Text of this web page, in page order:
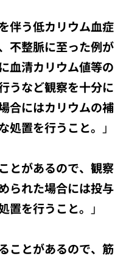
伴う低カリウム血症
不整脈に至った例が
血清カリウム値等の
うなど観察を十分に
合にはカリウムの補
処置を行うこと。
」
とがあるので、観察
られた場合には投与
置を行うこと。
」
ことがあるので、筋